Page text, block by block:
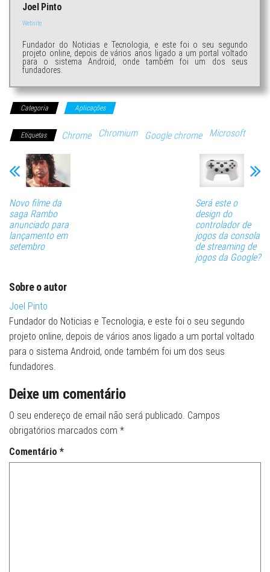
Joel Pinto
Website
Fundador do Noticias e Tecnologia, e este foi o seu segundo
projeto online, depois de vários anos ligado a um portal voltado
para o sistema Android, onde também foi um dos seus
fundadores.
Categoria Aplicações
Etiquetas Chrome Chromium Google chrome Microsoft
Novo filme da
saga Rambo
anunciado para
lançamento em
setembro
Será este o
design do
controlador de
jogos da consola
de streaming de
jogos da Google?
Sobre o autor
Joel Pinto
Fundador do Noticias e Tecnologia, e este foi o seu segundo
projeto online, depois de vários anos ligado a um portal voltado
para o sistema Android, onde também foi um dos seus
fundadores.
Deixe um comentário
O seu endereço de email não será publicado. Campos
obrigatórios marcados com *
Comentário *